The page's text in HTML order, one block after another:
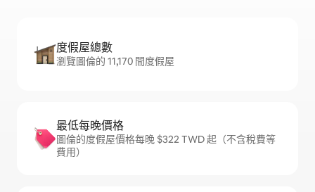
度假屋總數
瀏覽圖倫的 11,170 間度假屋
最低每晚價格
圖倫的度假屋價格每晚 $322 TWD 起（不含稅費等
費用）